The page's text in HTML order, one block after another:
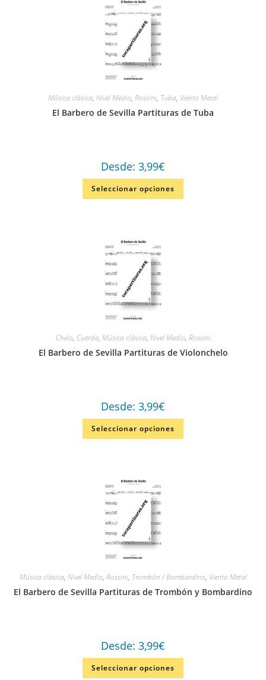
Música clásica, Nivel Medio, Rossini, Tuba, Viento Metal
El Barbero de Sevilla Partituras de Tuba
Desde: 3,99€
Seleccionar opciones
Chelo, Cuerda, Música clásica, Nivel Medio, Rossini
El Barbero de Sevilla Partituras de Violonchelo
Desde: 3,99€
Seleccionar opciones
Música clásica, Nivel Medio, Rossini, Trombón / Bombardino, Viento Metal
El Barbero de Sevilla Partituras de Trombón y Bombardino
Desde: 3,99€
Seleccionar opciones